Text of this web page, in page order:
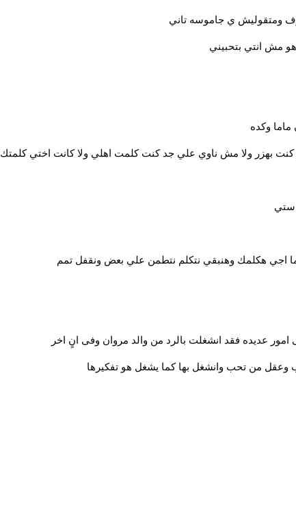
ومتقوليش ي جاموسه تاني
مش انتي بتحبيني
وكده
لو كنت بهزر ولا مش ناوي علي جد كنت كلمت اهلي ولا كانت اختي كلمتك
ستي
هكلمك وهنبقي نتكلم نتطمن علي بعض ونقفل تمم
امور عديده فقد انشغلت بالرد من والد مروان وفى انٍ اخر
وعقل من تحب وانشغل بها كما يشغل هو تفكيرها